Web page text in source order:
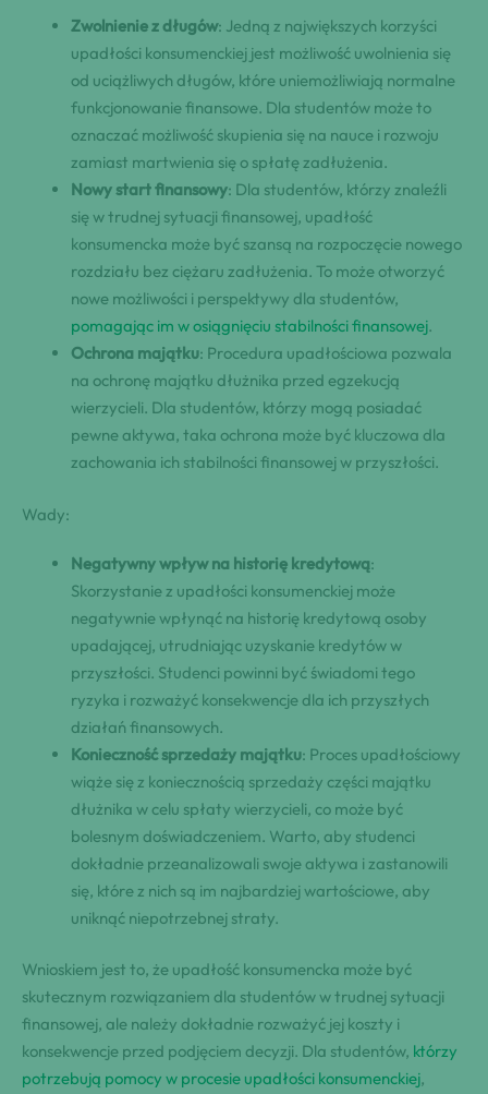
Zwolnienie z długów: Jedną z największych korzyści
upadłości konsumenckiej jest możliwość uwolnienia się
od uciążliwych długów, które uniemożliwiają normalne
funkcjonowanie finansowe. Dla studentów może to
oznaczać możliwość skupienia się na nauce i rozwoju
zamiast martwienia się o spłatę zadłużenia.
Nowy start finansowy: Dla studentów, którzy znaleźli
się w trudnej sytuacji finansowej, upadłość
konsumencka może być szansą na rozpoczęcie nowego
rozdziału bez ciężaru zadłużenia. To może otworzyć
nowe możliwości i perspektywy dla studentów,
pomagając im w osiągnięciu stabilności finansowej.
Ochrona majątku: Procedura upadłościowa pozwala
na ochronę majątku dłużnika przed egzekucją
wierzycieli. Dla studentów, którzy mogą posiadać
pewne aktywa, taka ochrona może być kluczowa dla
zachowania ich stabilności finansowej w przyszłości.
Wady:
Negatywny wpływ na historię kredytową:
Skorzystanie z upadłości konsumenckiej może
negatywnie wpłynąć na historię kredytową osoby
upadającej, utrudniając uzyskanie kredytów w
przyszłości. Studenci powinni być świadomi tego
ryzyka i rozważyć konsekwencje dla ich przyszłych
działań finansowych.
Konieczność sprzedaży majątku: Proces upadłościowy
wiąże się z koniecznością sprzedaży części majątku
dłużnika w celu spłaty wierzycieli, co może być
bolesnym doświadczeniem. Warto, aby studenci
dokładnie przeanalizowali swoje aktywa i zastanowili
się, które z nich są im najbardziej wartościowe, aby
uniknąć niepotrzebnej straty.
Wnioskiem jest to, że upadłość konsumencka może być
skutecznym rozwiązaniem dla studentów w trudnej sytuacji
finansowej, ale należy dokładnie rozważyć jej koszty i
konsekwencje przed podjęciem decyzji. Dla studentów, którzy
potrzebują pomocy w procesie upadłości konsumenckiej,